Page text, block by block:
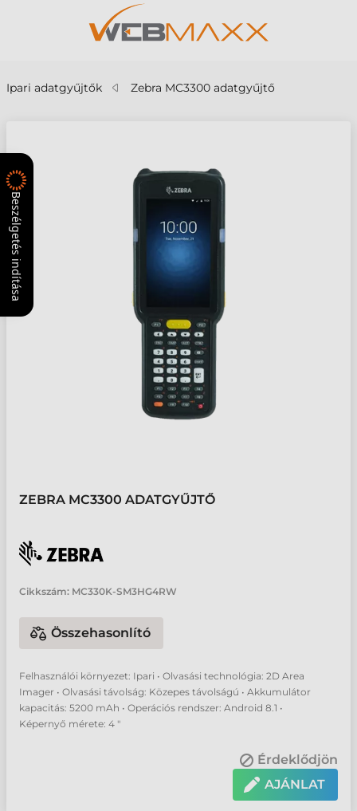
Ipari adatgyűjtők Zebra MC3300 adatgyűjtő
ZEBRA MC3300 ADATGYŰJTŐ
Cikkszám: MC330K-SM3HG4RW
Összehasonlító
Felhasználói környezet: Ipari • Olvasási technológia: 2D Area
Imager • Olvasási távolság: Közepes távolságú • Akkumulátor
kapacitás: 5200 mAh • Operációs rendszer: Android 8.1 •
Képernyő mérete: 4 "
Érdeklődjön
AJÁNLAT
Beszélgetés indítása